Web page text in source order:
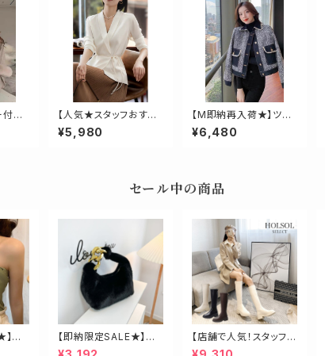
付き
【人気★スタッフおすす
め】カシュクールライト
ジャケット
¥5,980
【M即納再入荷★】ツイ
ードドッキングデニムジ
ャケット
¥6,480
セール中の商品
ク
【即納限定SALE★】エ
コファービッグチェーン
【店舗で人気！スタッフも
オススメ】ゴールド金具